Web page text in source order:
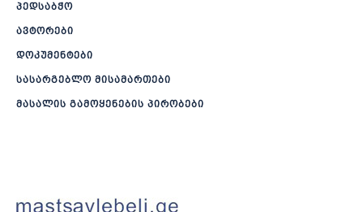
პედსაბჭო
ავტორები
დოკუმენტები
სასარგებლო მისამართები
მასალის გამოყენების პირობები